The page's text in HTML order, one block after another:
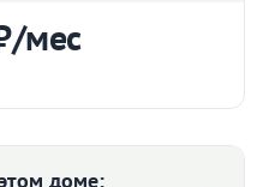
мес
доме: